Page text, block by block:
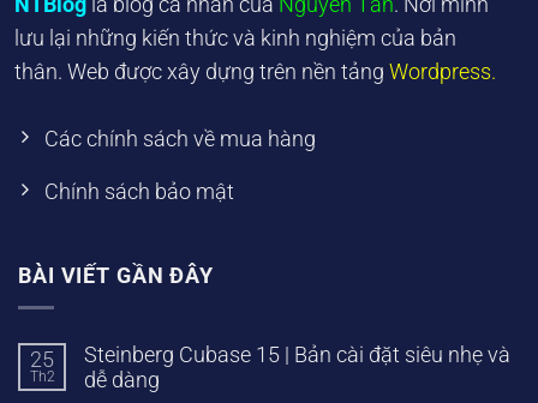
lưu lại những kiến thức và kinh nghiệm của bản
thân. Web được xây dựng trên nền tảng Wordpress.
Các chính sách về mua hàng
Chính sách bảo mật
BÀI VIẾT GẦN ĐÂY
25
Th2
Steinberg Cubase 15 | Bản cài đặt siêu nhẹ và
dễ dàng